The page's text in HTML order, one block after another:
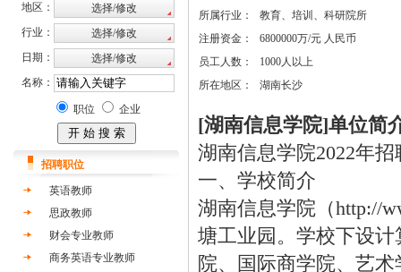
地区：
行业：
日期：
名称：
职位 企业
招聘职位
英语教师
思政教师
财会专业教师
商务英语专业教师
所属行业：
教育、培训、科研院所
注册资金：
6800000万/元 人民币
员工人数：
1000人以上
所在地区：
湖南长沙
[湖南信息学院]单位简
湖南信息学院2022年招
一、学校简介
湖南信息学院（http://
塘工业园。学校下设
院、国际商学院、艺